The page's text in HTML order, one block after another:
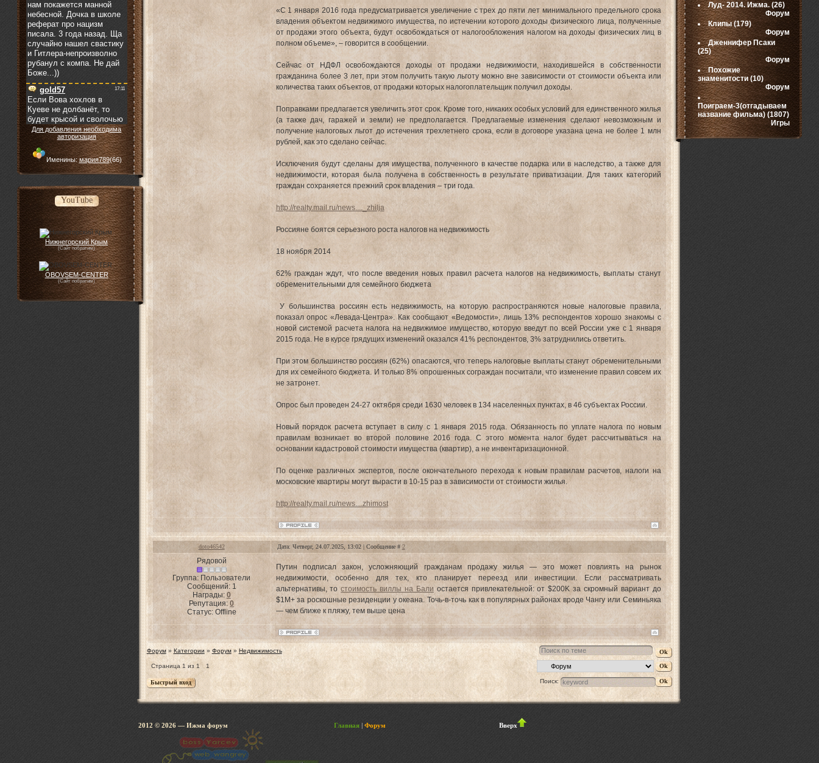
Для добавления необходима
авторизация
Именины:мария789(66)
YouTube
Нижнегорский Крым
(Сайт побратим)
OBOVSEM-CENTER
(Сайт побратим)
«С 1 января 2016 года предусматривается увеличение с трех до пяти лет минимального предельного срока
владения объектом недвижимого имущества, по истечении которого доходы физического лица, полученные
от продажи этого объекта, будут освобождаться от налогообложения налогом на доходы физических лиц в
полном объеме», – говорится в сообщении.
Сейчас от НДФЛ освобождаются доходы от продажи недвижимости, находившейся в собственности
гражданина более 3 лет, при этом получить такую льготу можно вне зависимости от стоимости объекта или
количества таких объектов, от продажи которых налогоплательщик получил доходы.
Поправками предлагается увеличить этот срок. Кроме того, никаких особых условий для единственного жилья
(а также дач, гаражей и земли) не предполагается. Предлагаемые изменения сделают невозможным и
получение налоговых льгот до истечения трехлетнего срока, если в договоре указана цена не более 1 млн
рублей, как это сделано сейчас.
Исключения будут сделаны для имущества, полученного в качестве подарка или в наследство, а также для
недвижимости, которая была получена в собственность в результате приватизации. Для таких категорий
граждан сохраняется прежний срок владения – три года.
http://realty.mail.ru/news...._zhilja
Россияне боятся серьезного роста налогов на недвижимость
18 ноября 2014
62% граждан ждут, что после введения новых правил расчета налогов на недвижимость, выплаты станут
обременительными для семейного бюджета
У большинства россиян есть недвижимость, на которую распространяются новые налоговые правила,
показал опрос «Левада-Центра». Как сообщают «Ведомости», лишь 13% респондентов хорошо знакомы с
новой системой расчета налога на недвижимое имущество, которую введут по всей России уже с 1 января
2015 года. Не в курсе грядущих изменений оказался 41% респондентов, 3% затруднились ответить.
При этом большинство россиян (62%) опасаются, что теперь налоговые выплаты станут обременительными
для их семейного бюджета. И только 8% опрошенных сограждан посчитали, что изменение правил совсем их
не затронет.
Опрос был проведен 24-27 октября среди 1630 человек в 134 населенных пунктах, в 46 субъектах России.
Новый порядок расчета вступает в силу с 1 января 2015 года. Обязанность по уплате налога по новым
правилам возникает во второй половине 2016 года. С этого момента налог будет рассчитываться на
основании кадастровой стоимости имущества (квартир), а не инвентаризационной.
По оценке различных экспертов, после окончательного перехода к новым правилам расчетов, налоги на
московские квартиры могут вырасти в 10-15 раз в зависимости от стоимости жилья.
http://realty.mail.ru/news....zhimost
doto46542 Дата: Четверг, 24.07.2025, 13:02 | Сообщение # 2
Рядовой
Группа: Пользователи
Сообщений: 1
Награды: 0
Репутация:0
Статус: Offline
Путин подписал закон, усложняющий гражданам продажу жилья — это может повлиять на рынок
недвижимости, особенно для тех, кто планирует переезд или инвестиции. Если рассматривать
альтернативы, тостоимость виллы на Бали остается привлекательной: от $200K за скромный вариант до
$1M+ за роскошные резиденции у океана. Точь-в-точь как в популярных районах вроде Чангу или Семиньяка
— чем ближе к пляжу, тем выше цена
Форум » Категории » Форум » Недвижимость
Страница 1 из 1 1
Поиск:
Луд- 2014. Ижма. (26)
Форум
Клипы (179)
Форум
Дженнифер Псаки
(25)
Форум
Похожие
знаменитости (10)
Форум
Поиграем-3(отгадываем
название фильма) (1807)
Игры
2012 © 2026— Ижма форум Главная Форум Вверх